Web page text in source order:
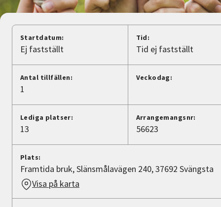
Nyheter
Avdelningar
Lyssna
Startdatum:
Ej fastställt
Tid:
Tid ej fastställt
Antal tillfällen:
1
Veckodag:
Lediga platser:
13
Arrangemangsnr:
56623
Plats:
Framtida bruk, Slänsmålavägen 240, 37692 Svängsta
Visa på karta